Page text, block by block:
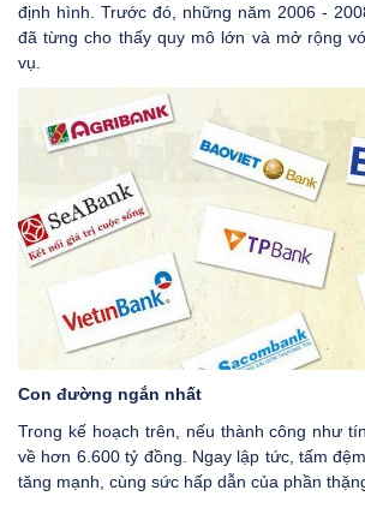
định hình. Trước đó, những năm 2006 -
đã từng cho thấy quy mô lớn và mở rộng
vụ.
Con đường ngắn nhất
Trong kế hoạch trên, nếu thành công như
về hơn 6.600 tỷ đồng. Ngay lập tức, tấm
tăng mạnh, cùng sức hấp dẫn của phần